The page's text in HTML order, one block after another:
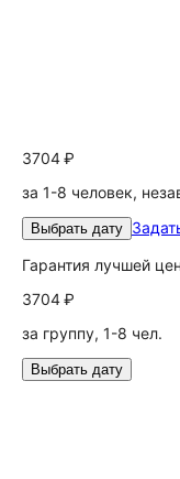
3704 ₽
за 1-8 человек,
Выбрать дату
Гарантия лучшей
3704 ₽
за группу, 1-8 чел.
Выбрать дату